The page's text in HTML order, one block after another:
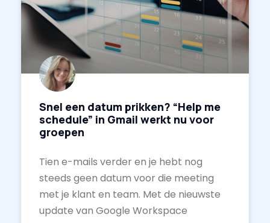
Snel een datum prikken? “Help me
schedule” in Gmail werkt nu voor
groepen
Tien e-mails verder en je hebt nog
steeds geen datum voor die meeting
met je klant en team. Met de nieuwste
update van Google Workspace